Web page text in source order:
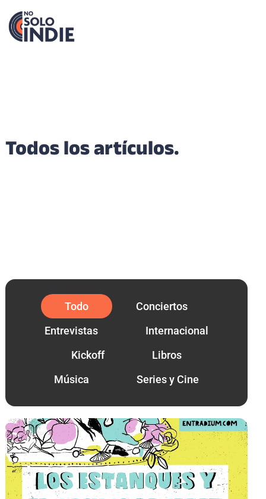
Todos los artículos.
Conciertos
Entrevistas
Internacional
Kickoff
Libros
Música
Series y Cine
Todo